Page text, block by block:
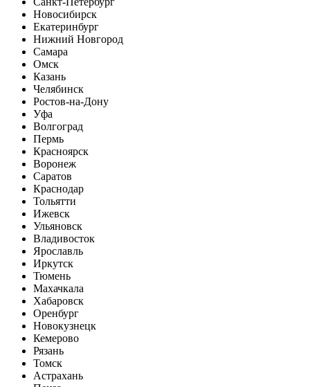
Новосибирск
Екатеринбург
Нижний Новгород
Самара
Омск
Казань
Челябинск
Ростов-на-Дону
Уфа
Волгоград
Пермь
Красноярск
Воронеж
Саратов
Краснодар
Тольятти
Ижевск
Ульяновск
Владивосток
Ярославль
Иркутск
Тюмень
Махачкала
Хабаровск
Оренбург
Новокузнецк
Кемерово
Рязань
Томск
Астрахань